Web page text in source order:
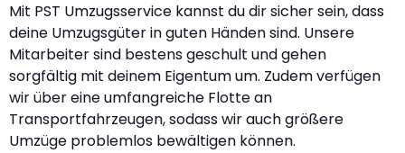
Mit PST Umzugsservice kannst du dir sicher sein, dass
deine Umzugsgüter in guten Händen sind. Unsere
Mitarbeiter sind bestens geschult und gehen
sorgfältig mit deinem Eigentum um. Zudem verfügen
wir über eine umfangreiche Flotte an
Transportfahrzeugen, sodass wir auch größere
Umzüge problemlos bewältigen können.